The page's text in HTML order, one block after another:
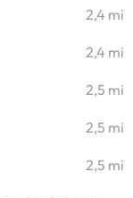
2,4 mi
2,4 mi
2,5 mi
2,5 mi
2,5 mi